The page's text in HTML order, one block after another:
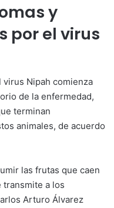
y
por el virus
Nipah comienza
de la enfermedad,
terminan
animales, de acuerdo
las frutas que caen
transmite a los
Arturo Álvarez